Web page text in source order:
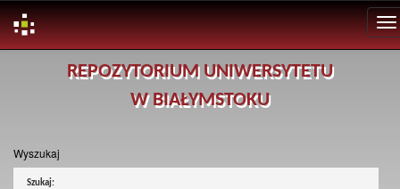
REPOZYTORIUM UNIWERSYTETU
W BIAŁYMSTOKU
Wyszukaj
Szukaj: